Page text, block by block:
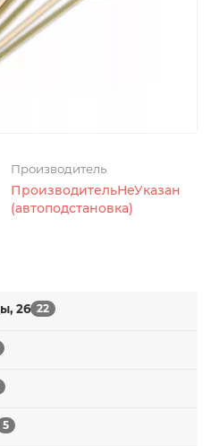
Производитель
ПроизводительНеУказан
(автоподстановка)
26 22
5